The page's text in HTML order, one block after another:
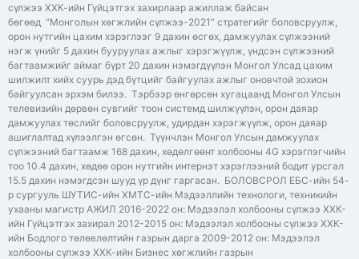
сүлжээ ХХК-ийн Гүйцэтгэх захирлаар ажиллаж байсан
бөгөөд “Монголын хөгжлийн сүлжээ-2021” стратегийг боловсруулж,
орон нутгийн цахим хэрэглээг 9 дахин өсгөх, дамжуулах сүлжээний
нэгж үнийг 5 дахин бууруулах ажлыг хэрэгжүүлж, үндсэн сүлжээний
багтаамжийг аймаг бүрт 20 дахин нэмэгдүүлэн Монгол Улсад цахим
шилжилт хийх суурь дэд бүтцийг байгуулах ажлыг оновчтой зохион
байгуулсан эрхэм билээ. Тэрбээр өнгөрсөн хугацаанд Монгол Улсын
телевизийн дөрвөн сувгийг тоон системд шилжүүлэн, орон даяар
дамжуулах төслийг боловсруулж, удирдан хэрэгжүүлж, орон даяар
ашиглалтад хүлээлгэн өгсөн. Түүнчлэн Монгол Улсын дамжуулах
сүлжээний багтаамж 168 дахин, хөдөлгөөнт холбооны 4G хэрэглэгчийн
тоо 10.4 дахин, хөдөө орон нутгийн интернэт хэрэглээний бодит урсгал
15.5 дахин нэмэгдсэн шууд үр дүнг гаргасан. БОЛОВСРОЛ ЕБС-ийн 54-
р сургууль ШУТИС-ийн ХМТС-ийн Мэдээллийн технологи, техникийн
ухааны магистр АЖИЛ 2016-2022 он: Мэдээлэл холбооны сүлжээ ХХК-
ийн Гүйцэтгэх захирал 2012-2015 он: Мэдээлэл холбооны сүлжээ ХХК-
ийн Бодлого төлөвлөлтийн газрын дарга 2009-2012 он: Мэдээлэл
холбооны сүлжээ ХХК-ийн Бизнес хөгжлийн газрын